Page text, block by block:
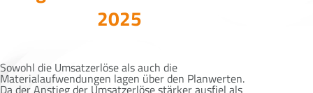
2025
Sowohl die Umsatzerlöse als auch die
Materialaufwendungen lagen über den Planwerten.
Da der Anstieg der Umsatzerlöse stärker ausfiel als